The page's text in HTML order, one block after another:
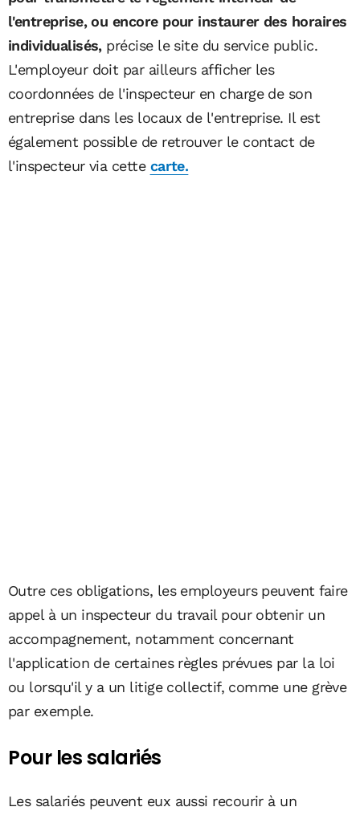
l'entreprise, ou encore pour instaurer des horaires
individualisés, précise le site du service public.
L'employeur doit par ailleurs afficher les
coordonnées de l'inspecteur en charge de son
entreprise dans les locaux de l'entreprise. Il est
également possible de retrouver le contact de
l'inspecteur via cette carte.
Outre ces obligations, les employeurs peuvent faire
appel à un inspecteur du travail pour obtenir un
accompagnement, notamment concernant
l'application de certaines règles prévues par la loi
ou lorsqu'il y a un litige collectif, comme une grève
par exemple.
Pour les salariés
Les salariés peuvent eux aussi recourir à un